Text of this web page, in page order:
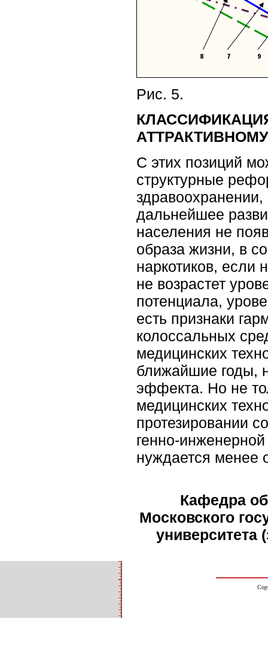
Рис. 5.
С этих позиций
структурные
дальнейшее
населения не
образа жизни, в
наркотиков, если
не возрастет
потенциала,
есть признаки
колоссальных
медицинских
ближайшие годы,
эффекта. Но не
медицинских
протезировании
генно-
нуждается менее
Кафедра
Московского
университета